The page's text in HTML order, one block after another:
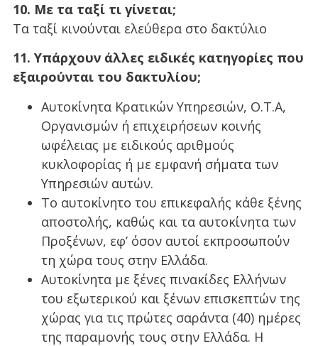
10. Με τα ταξί τι γίνεται;
Τα ταξί κινούνται ελεύθερα στο δακτύλιο
11. Υπάρχουν άλλες ειδικές κατηγορίες που
εξαιρούνται του δακτυλίου;
Αυτοκίνητα Κρατικών Υπηρεσιών, Ο.Τ.Α,
Οργανισμών ή επιχειρήσεων κοινής
ωφέλειας με ειδικούς αριθμούς
κυκλοφορίας ή με εμφανή σήματα των
Υπηρεσιών αυτών.
Το αυτοκίνητο του επικεφαλής κάθε ξένης
αποστολής, καθώς και τα αυτοκίνητα των
Προξένων, εφ’ όσον αυτοί εκπροσωπούν
τη χώρα τους στην Ελλάδα.
Αυτοκίνητα με ξένες πινακίδες Ελλήνων
του εξωτερικού και ξένων επισκεπτών της
χώρας για τις πρώτες σαράντα (40) ημέρες
της παραμονής τους στην Ελλάδα. Η